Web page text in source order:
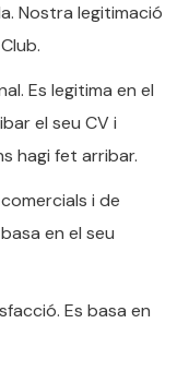
Nostra legitimació
Es legitima en el
el seu CV i
hagi fet arribar.
i de
en el seu
Es basa en